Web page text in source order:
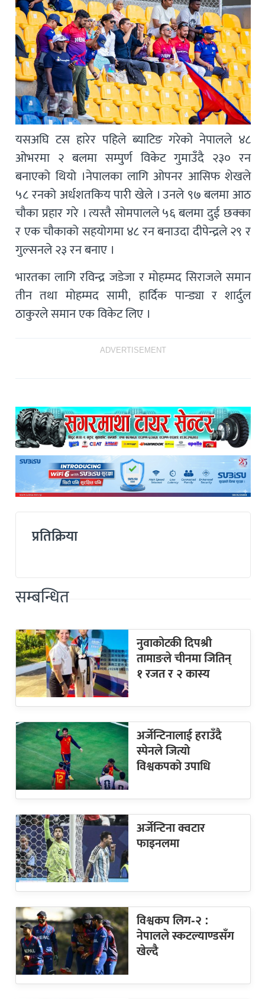
यसअघि टस हारेर पहिले ब्याटिङ गरेको नेपालले ४८
ओभरमा २ बलमा सम्पुर्ण विकेट गुमाउँदै २३० रन
बनाएको थियो ।नेपालका लागि ओपनर आसिफ शेखले
५८ रनको अर्धशतकिय पारी खेले । उनले ९७ बलमा आठ
चौका प्रहार गरे । त्यस्तै सोमपालले ५६ बलमा दुई छक्का
र एक चौकाको सहयोगमा ४८ रन बनाउदा दीपेन्द्रले २९ र
गुल्सनले २३ रन बनाए ।
भारतका लागि रविन्द्र जडेजा र मोहम्मद सिराजले समान
तीन तथा मोहम्मद सामी, हार्दिक पान्ड्या र शार्दुल
ठाकुरले समान एक विकेट लिए ।
ADVERTISEMENT
प्रतिक्रिया
सम्बन्धित
नुवाकोटकी दिपश्री
तामाङले चीनमा जितिन्
१ रजत र २ कास्य
अर्जेन्टिनालाई हराउँदै
स्पेनले जित्यो
विश्वकपको उपाधि
अर्जेन्टिना क्वटार
फाइनलमा
विश्वकप लिग-२ :
नेपालले स्कटल्याण्डसँग
खेल्दै